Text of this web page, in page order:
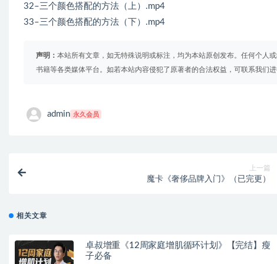
32–三个颜色搭配的方法（上）.mp4
33–三个颜色搭配的方法（下）.mp4
声明： 本站所有文章，如无特殊说明或标注，均为本站原创发布。任何个人
书籍等各类媒体平台。如若本站内容侵犯了原著者的合法权益，可联系我们进
admin 永久会员
上一篇
魔卡《奢侈品牌入门》（已完更）
相关文章
卓叔增重《12周家庭增肌循环计划》【完结】瘦
子必备